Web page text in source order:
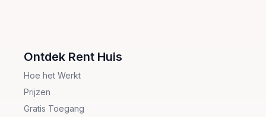
Ontdek Rent Huis
Hoe het Werkt
Prijzen
Gratis Toegang